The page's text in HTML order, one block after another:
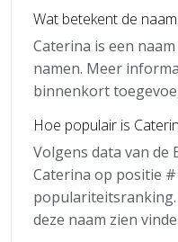
Wat betekent de
Caterina is een
namen. Meer
binnenkort
Hoe populair is
Volgens data van de
Caterina op positie
populariteitsranking.
deze naam zien